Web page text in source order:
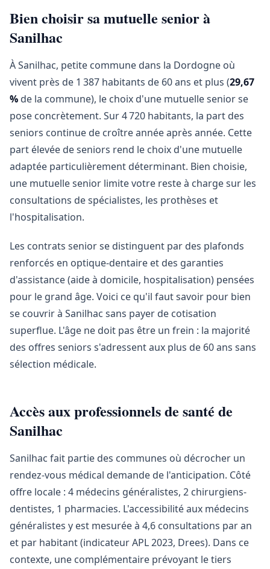
Bien choisir sa mutuelle senior à
Sanilhac
À Sanilhac, petite commune dans la Dordogne où
vivent près de 1 387 habitants de 60 ans et plus (29,67
% de la commune), le choix d'une mutuelle senior se
pose concrètement. Sur 4 720 habitants, la part des
seniors continue de croître année après année. Cette
part élevée de seniors rend le choix d'une mutuelle
adaptée particulièrement déterminant. Bien choisie,
une mutuelle senior limite votre reste à charge sur les
consultations de spécialistes, les prothèses et
l'hospitalisation.
Les contrats senior se distinguent par des plafonds
renforcés en optique-dentaire et des garanties
d'assistance (aide à domicile, hospitalisation) pensées
pour le grand âge. Voici ce qu'il faut savoir pour bien
se couvrir à Sanilhac sans payer de cotisation
superflue. L'âge ne doit pas être un frein : la majorité
des offres seniors s'adressent aux plus de 60 ans sans
sélection médicale.
Accès aux professionnels de santé de
Sanilhac
Sanilhac fait partie des communes où décrocher un
rendez-vous médical demande de l'anticipation. Côté
offre locale : 4 médecins généralistes, 2 chirurgiens-
dentistes, 1 pharmacies. L'accessibilité aux médecins
généralistes y est mesurée à 4,6 consultations par an
et par habitant (indicateur APL 2023, Drees). Dans ce
contexte, une complémentaire prévoyant le tiers